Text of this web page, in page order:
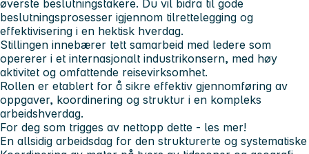
øverste beslutningstakere. Du vil bidra til gode
beslutningsprosesser igjennom tilrettelegging og
effektivisering i en hektisk hverdag.
Stillingen innebærer tett samarbeid med ledere som
opererer i et internasjonalt industrikonsern, med høy
aktivitet og omfattende reisevirksomhet.
Rollen er etablert for å sikre effektiv gjennomføring av
oppgaver, koordinering og struktur i en kompleks
arbeidshverdag.
For deg som trigges av nettopp dette - les mer!
En allsidig arbeidsdag for den strukturerte og systematiske